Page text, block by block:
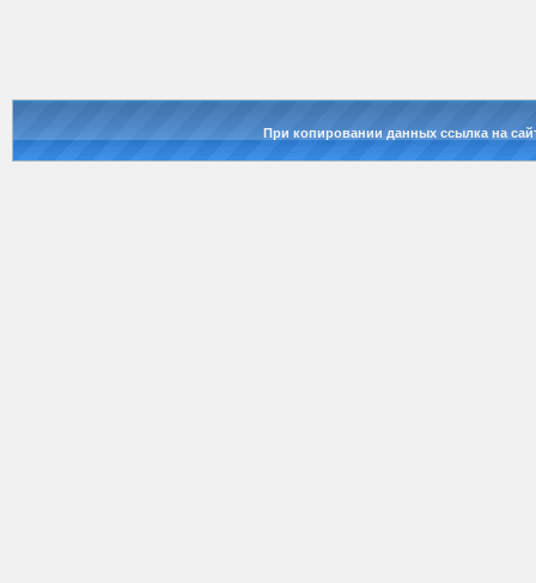
При копировании данных ссылка на